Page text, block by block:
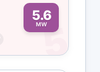
5.6
MW
5